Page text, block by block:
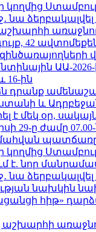
նա ձերբակալվել
42
ԱԱ-2026-
16-ին
դրանք
և
է մեկ օր,
29-ը ժամը
է. նոր
նա ձերբակալվել
նախկին
հիթ»